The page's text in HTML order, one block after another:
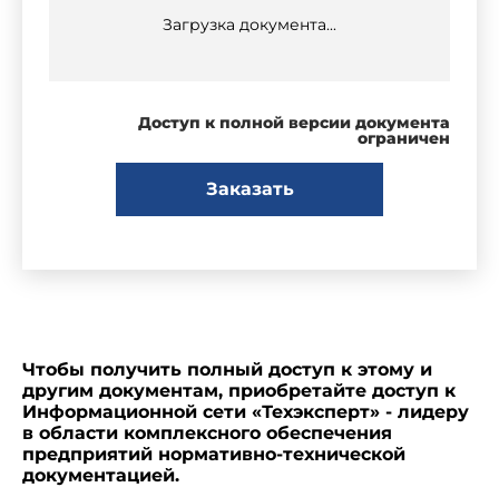
Загрузка документа...
Доступ к полной версии документа
ограничен
Заказать
Чтобы получить полный доступ к этому и
другим документам, приобретайте доступ к
Информационной сети «Техэксперт» - лидеру
в области комплексного обеспечения
предприятий нормативно-технической
документацией.